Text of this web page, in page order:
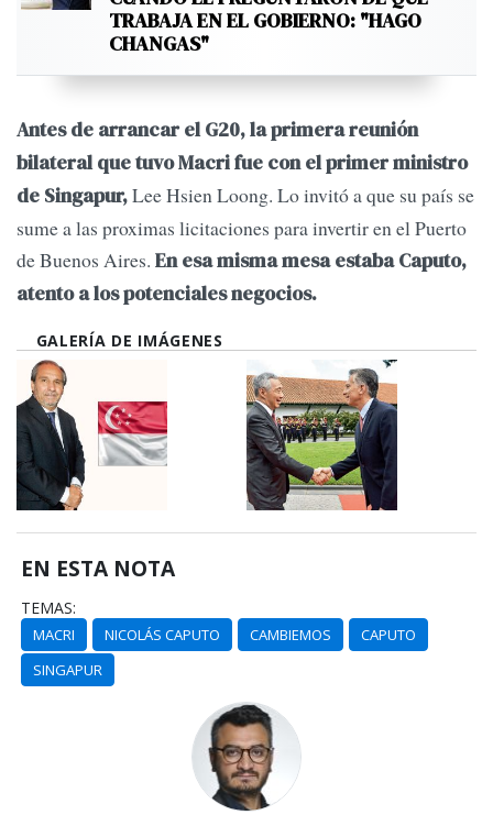
TRABAJA EN EL GOBIERNO: "HAGO
CHANGAS"
Antes de arrancar el G20, la primera reunión
bilateral que tuvo Macri fue con el primer ministro
de Singapur,Lee Hsien Loong. Lo invitó a que su país se
sume a las proximas licitaciones para invertir en el Puerto
de Buenos Aires. En esa misma mesa estaba Caputo,
atento a los potenciales negocios.
GALERÍA DE IMÁGENES
EN ESTA NOTA
TEMAS:
MACRI NICOLÁS CAPUTO CAMBIEMOS
CAPUTO
SINGAPUR